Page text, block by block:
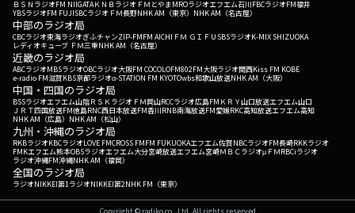
ＢＳＮラジオFM NIIGATAＫＮＢラジオ ＦＭとやまMROラジオエフエム石川FBCラジオFM福井
YBSラジオFM FUJISBCラジオ ＦＭ長野NHK AM（東京） NHK AM（名古屋）
中部のラジオ局
CBCラジオ東海ラジオぎふチャンZIP-FMFM AICHI ＦＭ ＧＩＦＵ SBSラジオK-MIX SHIZUOKA
レディオキューブ ＦＭ三重NHK AM（名古屋）
近畿のラジオ局
ABCラジオMBSラジオOBCラジオ大阪FM COCOLOFM802FM大阪ラジオ関西Kiss FM KOBE
e-radio FM滋賀KBS京都ラジオα-STATION FM KYOTOwbs和歌山放送NHK AM（大阪）
中国・四国のラジオ局
BSSラジオエフエム山陰ＲＳＫラジオ ＦＭ岡山RCCラジオ広島FM ＫＲＹ山口放送エフエム山口
ＪＲＴ四国放送FM徳島RNC西日本放送FM香川RNB南海放送FM愛媛RKC高知放送エフエム高知
NHK AM（広島） NHK AM（松山）
九州・沖縄のラジオ局
RKBラジオKBCラジオLOVE FMCROSS FMFM FUKUOKAエフエム佐賀NBCラジオFM長崎RKKラジオ
FMKエフエム熊本OBSラジオエフエム大分宮崎放送エフエム宮崎ＭＢＣラジオμＦＭRBCiラジオ
ラジオ沖縄FM沖縄NHK AM（福岡）
全国のラジオ局
ラジオNIKKEI第1ラジオNIKKEI第2NHK FM（東京）
Copyright © radiko co., Ltd. All rights reserved